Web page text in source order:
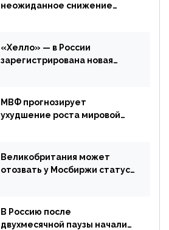
неожиданное снижение
апреля
«Хелло» — в России
зарегистрирована новая
МВФ прогнозирует
ухудшение роста мировой
апреля
Великобритания может
отозвать у Мосбиржи статус
В Россию после
двухмесячной паузы начали